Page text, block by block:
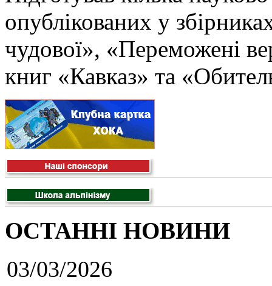
опублікованих у
чудової», «Переможені
книг «Кавказ» та
ОСТАННІ НОВИНИ
03/03/2026